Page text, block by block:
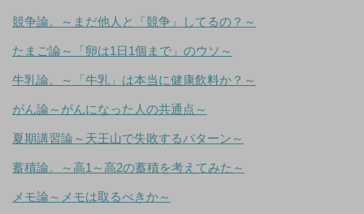
競争論。～まだ他人と「競争」してるの？～
たまご論～「卵は1日1個まで」のウソ～
牛乳論。～「牛乳」は本当に健康飲料か？～
がん論～がんになった人の共通点～
夏期講習論～天王山で失敗するパターン～
蓄積論。～高1～高2の蓄積を考えてみた～
メモ論～メモは取るべきか～